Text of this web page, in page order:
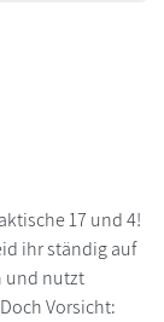
17 und 4!
ihr ständig auf
und nutzt
Vorsicht: